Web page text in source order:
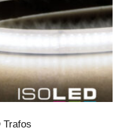
Trafos